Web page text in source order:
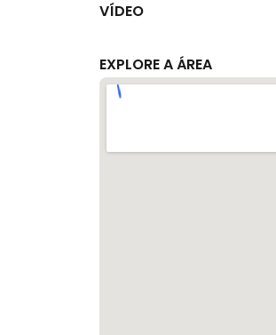
VÍDEO
EXPLORE A ÁREA